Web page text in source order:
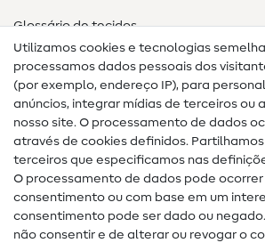
Glossário de tecidos
Guias de costura
Ajuda e contacto
Contacto
Mudança de proprietário
Perguntas frequentes (FAQ)
Utilizamos cookies e tecnologias
processamos dados pessoais dos
(por exemplo, endereço IP), para
anúncios, integrar mídias de terceiros ou
nosso site. O processamento de dados
através de cookies definidos.
terceiros que especificamos nas
O processamento de dados pode ocorrer
consentimento ou com base em um
consentimento pode ser dado ou
não consentir e de alterar ou revogar o